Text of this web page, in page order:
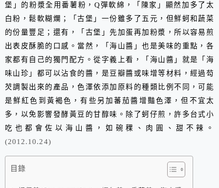
堡」的粉漿全用番薯粉，Q彈軟綿，「陳家」顯然加多了太
白粉，鬆軟糊爛；「古堡」一份雖多了五元，但鮮蚵和蔬菜
的份量豐足；還有，「古堡」先加蛋再加粉漿，所以容易煎
出表皮酥脆的口感。當然，「海山醬」也是美味的重點，各
家都有自己的獨門配方。從字義上看，「海山醬」就是「海
味山珍」都可以沾食的醬，是豆瓣醬或味增等材料，經過芶
芡調製出來的產品，色澤依添加原料的種類比例不同，可能
是鮮紅色到黃褐色，有些另加蕃茄醬增豔色澤，但不宜太
多，以免影響發酵黃豆的甘醇味。除了蚵仔煎，許多台式小
吃也都會佐以海山醬，如碗稞、肉圓、甜不辣。
(2012.10.24)
目錄